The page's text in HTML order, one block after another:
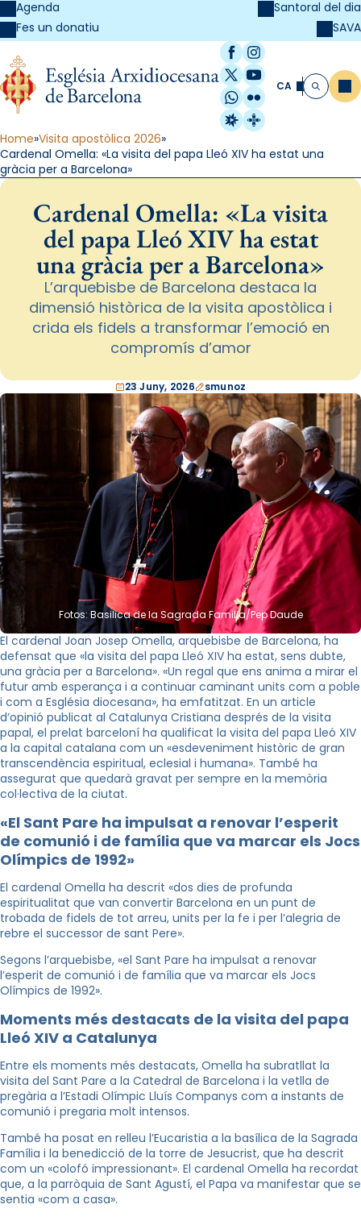
Agenda
Fes un donatiu
Santoral del dia
SAVA
Facebook
Instagram
X / Twitter
YouTube
WhatsApp
Flickr
Radio Estel
Catalunya
CA Cerca
Home Visita apostòlica 2026
Cardenal Omella: «La visita del papa Lleó XIV ha estat una
gràcia per a Barcelona»
Cardenal Omella: «La visita
del papa Lleó XIV ha estat
una gràcia per a Barcelona»
L’arquebisbe de Barcelona destaca la
dimensió històrica de la visita apostòlica i
crida els fidels a transformar l’emoció en
compromís d’amor
23 Juny, 2026 smunoz
Fotos: Basilica de la Sagrada Familia/Pep Daude
El cardenal Joan Josep Omella, arquebisbe de Barcelona, ha
defensat que «la visita del papa Lleó XIV ha estat, sens dubte,
una gràcia per a Barcelona». «Un regal que ens anima a mirar el
futur amb esperança i a continuar caminant units com a poble
i com a Església diocesana», ha emfatitzat. En un article
d’opinió publicat al Catalunya Cristiana després de la visita
papal, el prelat barceloní ha qualificat la visita del papa Lleó XIV
a la capital catalana com un «esdeveniment històric de gran
transcendència espiritual, eclesial i humana». També ha
assegurat que quedarà gravat per sempre en la memòria
col·lectiva de la ciutat.
«El Sant Pare ha impulsat a renovar l’esperit
de comunió i de família que va marcar els Jocs
Olímpics de 1992»
El cardenal Omella ha descrit «dos dies de profunda
espiritualitat que van convertir Barcelona en un punt de
trobada de fidels de tot arreu, units per la fe i per l’alegria de
rebre el successor de sant Pere».
Segons l’arquebisbe, «el Sant Pare ha impulsat a renovar
l’esperit de comunió i de família que va marcar els Jocs
Olímpics de 1992».
Moments més destacats de la visita del papa
Lleó XIV a Catalunya
Entre els moments més destacats, Omella ha subratllat la
visita del Sant Pare a la Catedral de Barcelona i la vetlla de
pregària a l’Estadi Olímpic Lluís Companys com a instants de
comunió i pregaria molt intensos.
També ha posat en relleu l’Eucaristia a la basílica de la Sagrada
Família i la benedicció de la torre de Jesucrist, que ha descrit
com un «colofó impressionant». El cardenal Omella ha recordat
que, a la parròquia de Sant Agustí, el Papa va manifestar que se
sentia «com a casa».